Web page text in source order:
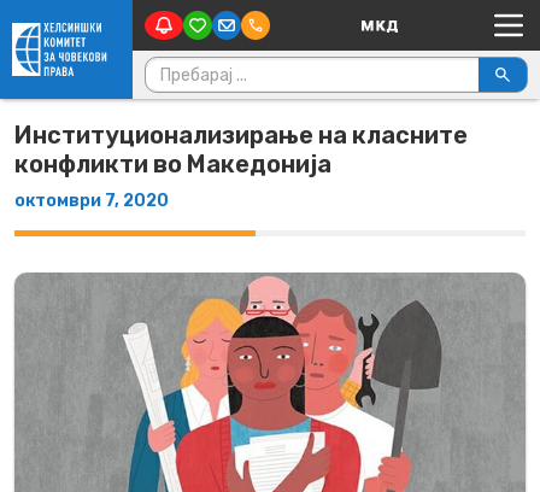
Skip to content Main Navigation
Пребарувај за:
Институционализирање на класните
конфликти во Македонија
октомври 7, 2020